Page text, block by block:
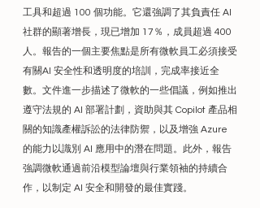
工具和超過 100 個功能。它還強調了其負責任 AI
社群的顯著增長，現已增加 17％，成員超過 400
人。報告的一個主要焦點是所有微軟員工必須接受
有關AI 安全性和透明度的培訓，完成率接近全
數。文件進一步描述了微軟的一些倡議，例如推出
遵守法規的 AI 部署計劃，資助與其 Copilot 產品相
關的知識產權訴訟的法律防禦，以及增強 Azure
的能力以識別 AI 應用中的潛在問題。此外，報告
強調微軟通過前沿模型論壇與行業領袖的持續合
作，以制定 AI 安全和開發的最佳實踐。